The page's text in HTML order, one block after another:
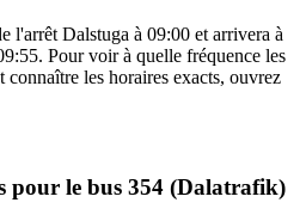
l'arrêt Dalstuga à 09:00 et arrivera à
Pour voir à quelle fréquence les
connaître les horaires exacts, ouvrez
pour le bus 354 (Dalatrafik)